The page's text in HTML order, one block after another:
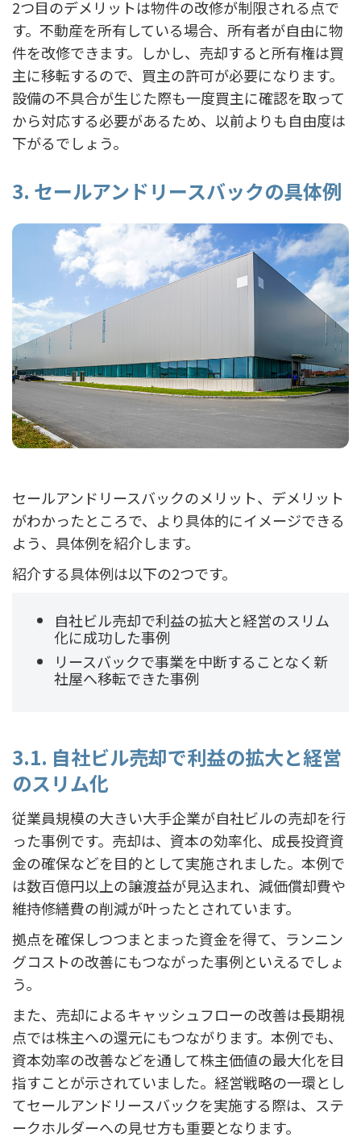
2つ目のデメリットは物件の改修が制限される点で
す。不動産を所有している場合、所有者が自由に物
件を改修できます。しかし、売却すると所有権は買
主に移転するので、買主の許可が必要になります。
設備の不具合が生じた際も一度買主に確認を取って
から対応する必要があるため、以前よりも自由度は
下がるでしょう。
3. セールアンドリースバックの具体例
セールアンドリースバックのメリット、デメリット
がわかったところで、より具体的にイメージできる
よう、具体例を紹介します。
紹介する具体例は以下の2つです。
自社ビル売却で利益の拡大と経営のスリム
化に成功した事例
リースバックで事業を中断することなく新
社屋へ移転できた事例
3.1. 自社ビル売却で利益の拡大と経営
のスリム化
従業員規模の大きい大手企業が自社ビルの売却を行
った事例です。売却は、資本の効率化、成長投資資
金の確保などを目的として実施されました。本例で
は数百億円以上の譲渡益が見込まれ、減価償却費や
維持修繕費の削減が叶ったとされています。
拠点を確保しつつまとまった資金を得て、ランニン
グコストの改善にもつながった事例といえるでしょ
う。
また、売却によるキャッシュフローの改善は長期視
点では株主への還元にもつながります。本例でも、
資本効率の改善などを通して株主価値の最大化を目
指すことが示されていました。経営戦略の一環とし
てセールアンドリースバックを実施する際は、ステ
ークホルダーへの見せ方も重要となります。